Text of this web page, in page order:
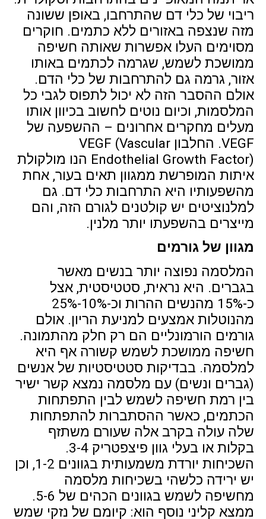
ריבוי של כלי דם שהתרחבו, באופן ששונה
מזה שנצפה באזורים ללא כתמים. חוקרים
מסוימים העלו אפשרות שאותה חשיפה
ממושכת לשמש, שגרמה לכתמים באותו
אזור, גרמה גם להתרחבות של כלי הדם.
אולם ההסבר הזה לא יכול לתפוס לגבי כל
המלסמות, וכיום נוטים לחשוב בכיוון אותו
מעלים מחקרים אחרונים – ההשפעה של
VEGF. החלבון VEGF (Vascular
Endothelial Growth Factor) הנו מולקולת
איתות המופרשת ממגוון תאים בעור, אחת
מהשפעותיו היא התרחבות כלי דם. גם
למלנוציטים יש קולטנים לגורם הזה, והם
מייצרים בהשפעתו יותר מלנין.
מגוון של גורמים
המלסמה נפוצה יותר בנשים מאשר
בגברים. היא נראית, סטטיסטית, אצל
כ-15% מהנשים ההרות וכ-10%-25%
מהנוטלות אמצעים למניעת הריון. אולם
גורמים הורמונליים הם רק חלק מהתמונה.
חשיפה ממושכת לשמש קשורה אף היא
למלסמה. בבדיקות סטטיסטיות של אנשים
(גברים ונשים) עם מלסמה נמצא קשר ישיר
בין רמת חשיפה לשמש לבין התפתחות
הכתמים, כאשר ההסתברות להתפתחות
שלה עולה בקרב אלה שעורם משתזף
בקלות או בעלי גוון פיצפטריק 3-4.
השכיחות יורדת משמעותית בגוונים 1-2, וכן
יש ירידה כלשהי בשכיחות מלסמה
מחשיפה לשמש בגוונים הכהים של 5-6.
ממצא קליני נוסף הוא: קיומם של נזקי שמש